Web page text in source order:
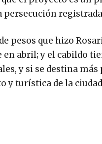
persecución
pesos que hizo
en abril; y el cabildo
y si se destina
y turística de la